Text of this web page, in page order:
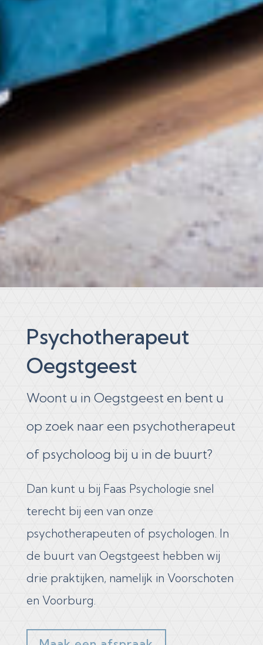
Psychotherapeut
Oegstgeest
Woont u in Oegstgeest en bent u
op zoek naar een psychotherapeut
of psycholoog bij u in de buurt?
Dan kunt u bij Faas Psychologie snel
terecht bij een van onze
psychotherapeuten of psychologen. In
de buurt van​ Oegstgeest hebben wij
drie praktijken, namelijk in Voorschoten
en Voorburg.​